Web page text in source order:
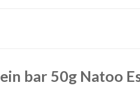
bar 50g Natoo